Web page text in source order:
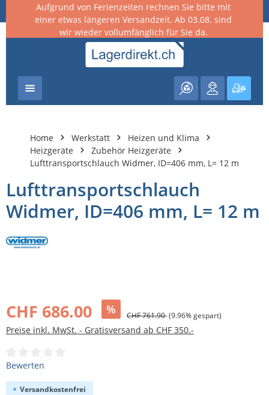
springen
Aufgrund von Ferienzeiten rechnen Sie bitte mit
einer etwas längeren Versandzeit. Ab 03.08. sind
wir wieder vollumfänglich für Sie da.
Home Werkstatt
Heizen und Klima
Heizgeräte
Zubehör Heizgeräte
Lufttransportschlauch Widmer, ID=406 mm, L= 12 m
Lufttransportschlauch
Widmer, ID=406 mm, L= 12 m
CHF 686.00 % CHF 761.90(9.96% gespart)
Preise inkl. MwSt. - Gratisversand ab CHF 350.-
Durchschnittliche Bewertung von 0 von 5 Sternen
Bewerten
Versandkostenfrei